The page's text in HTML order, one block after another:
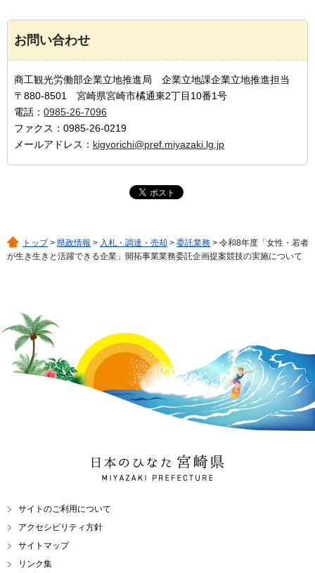
お問い合わせ
商工観光労働部企業立地推進局 企業立地課企業立地推進担当
〒880-8501 宮崎県宮崎市橘通東2丁目10番1号
電話： 0985-26-7096
ファクス：0985-26-0219
メールアドレス： kigyorichi@pref.miyazaki.lg.jp
トップ> 県政情報 > 入札・調達・売却 > 委託業務 > 令和8年度「女性・若者
が生き生きと活躍できる企業」開拓事業業務委託企画提案競技の実施について
日本のひなた 宮崎県
MIYAZAKI PREFECTURE
サイトのご利用について
アクセシビリティ方針
サイトマップ
リンク集